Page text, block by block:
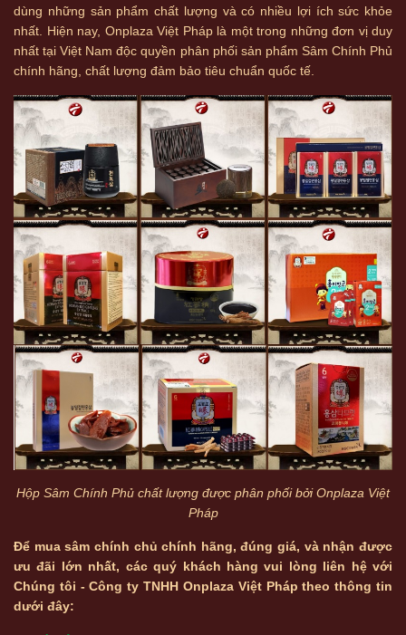
dùng những sản phẩm chất lượng và có nhiều lợi ích sức khỏe
nhất. Hiện nay, Onplaza Việt Pháp là một trong những đơn vị duy
nhất tại Việt Nam độc quyền phân phối sản phẩm Sâm Chính Phủ
chính hãng, chất lượng đảm bảo tiêu chuẩn quốc tế.
Hộp Sâm Chính Phủ chất lượng được phân phối bởi Onplaza Việt
Pháp
Để mua sâm chính chủ chính hãng, đúng giá, và nhận được
ưu đãi lớn nhất, các quý khách hàng vui lòng liên hệ với
Chúng tôi - Công ty TNHH Onplaza Việt Pháp theo thông tin
dưới đây: